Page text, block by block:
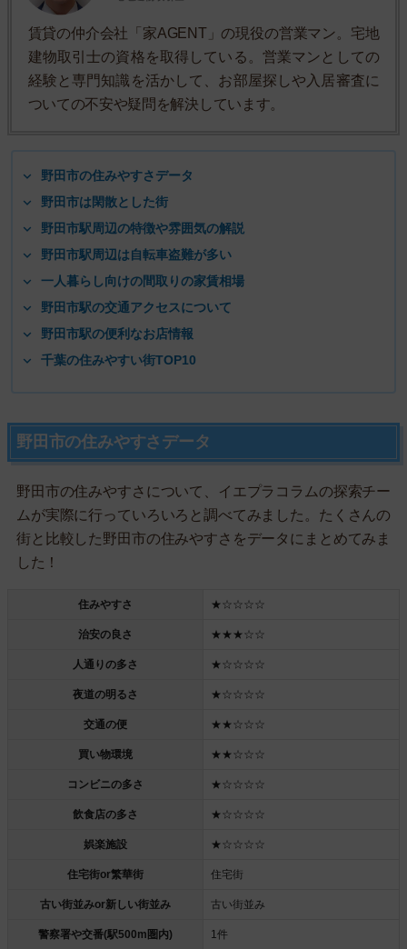
賃貸の仲介会社「家AGENT」の現役の営業マン。宅地
建物取引士の資格を取得している。営業マンとしての
経験と専門知識を活かして、お部屋探しや入居審査に
ついての不安や疑問を解決しています。
野田市の住みやすさデータ
野田市は閑散とした街
野田市駅周辺の特徴や雰囲気の解説
野田市駅周辺は自転車盗難が多い
一人暮らし向けの間取りの家賃相場
野田市駅の交通アクセスについて
野田市駅の便利なお店情報
千葉の住みやすい街TOP10
野田市の住みやすさデータ
野田市の住みやすさについて、イエプラコラムの探索チー
ムが実際に行っていろいろと調べてみました。たくさんの
街と比較した野田市の住みやすさをデータにまとめてみま
した！
住みやすさ ★☆☆☆☆
治安の良さ ★★★☆☆
人通りの多さ ★☆☆☆☆
夜道の明るさ ★☆☆☆☆
交通の便 ★★☆☆☆
買い物環境 ★★☆☆☆
コンビニの多さ ★☆☆☆☆
飲食店の多さ ★☆☆☆☆
娯楽施設 ★☆☆☆☆
住宅街or繁華街 住宅街
古い街並みor新しい街並み 古い街並み
警察署や交番(駅500m圏内) 1件